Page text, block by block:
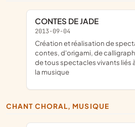
CONTES DE JADE
2013-09-04
création et réalisation de spectacles et d'ateliers de
contes, d'origami, de
de tous spectacles vivants liés
la musique
CHANT CHORAL, MUSIQUE